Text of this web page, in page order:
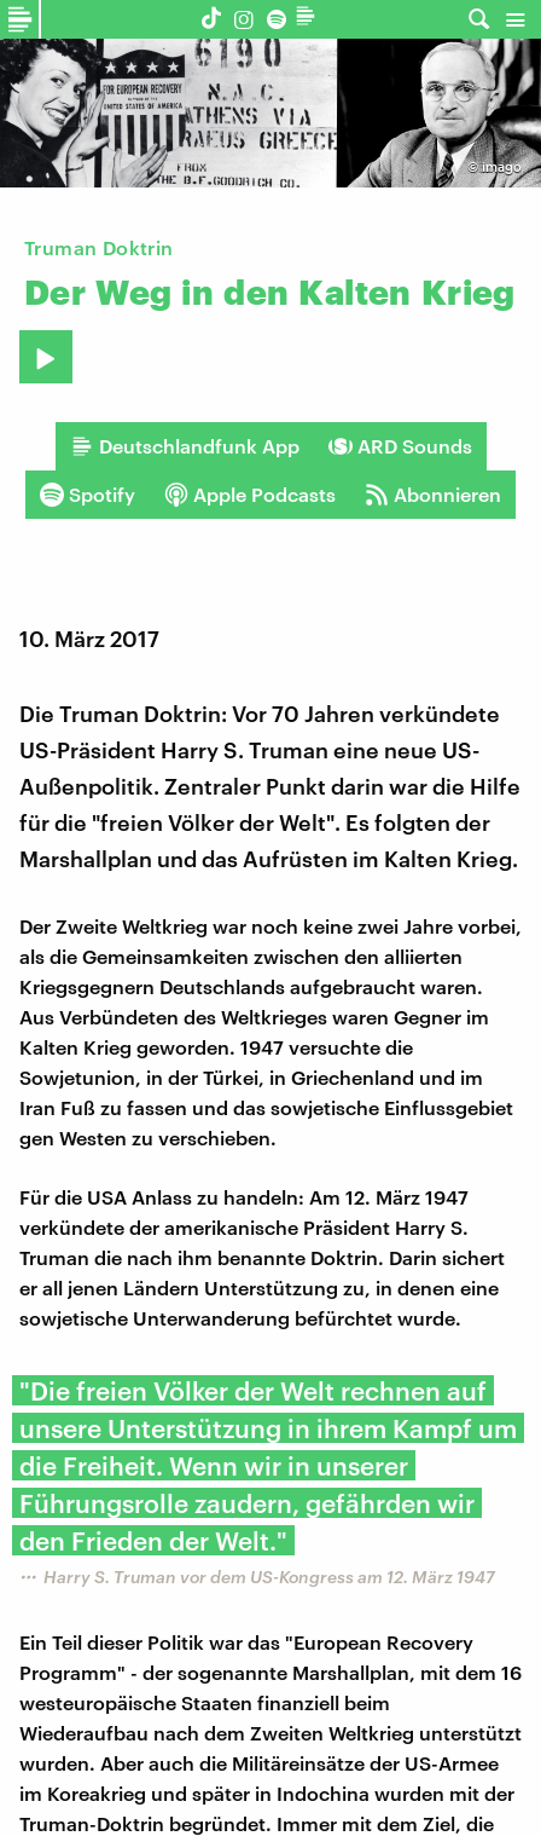
©imago
Truman Doktrin
Der Weg in den Kalten Krieg
Deutschlandfunk App ARD Sounds
Spotify Apple Podcasts Abonnieren
10. März 2017
Die Truman Doktrin: Vor 70 Jahren verkündete
US-Präsident Harry S. Truman eine neue US-
Außenpolitik. Zentraler Punkt darin war die Hilfe
für die "freien Völker der Welt". Es folgten der
Marshallplan und das Aufrüsten im Kalten Krieg.
Der Zweite Weltkrieg war noch keine zwei Jahre vorbei,
als die Gemeinsamkeiten zwischen den alliierten
Kriegsgegnern Deutschlands aufgebraucht waren.
Aus Verbündeten des Weltkrieges waren Gegner im
Kalten Krieg geworden. 1947 versuchte die
Sowjetunion, in der Türkei, in Griechenland und im
Iran Fuß zu fassen und das sowjetische Einflussgebiet
gen Westen zu verschieben.
Für die USA Anlass zu handeln: Am 12. März 1947
verkündete der amerikanische Präsident Harry S.
Truman die nach ihm benannte Doktrin. Darin sichert
er all jenen Ländern Unterstützung zu, in denen eine
sowjetische Unterwanderung befürchtet wurde.
"Die freien Völker der Welt rechnen auf
unsere Unterstützung in ihrem Kampf um
die Freiheit. Wenn wir in unserer
Führungsrolle zaudern, gefährden wir
den Frieden der Welt."
Harry S. Truman vor dem US-Kongress am 12. März 1947
Ein Teil dieser Politik war das "European Recovery
Programm" - der sogenannte Marshallplan, mit dem 16
westeuropäische Staaten finanziell beim
Wiederaufbau nach dem Zweiten Weltkrieg unterstützt
wurden. Aber auch die Militäreinsätze der US-Armee
im Koreakrieg und später in Indochina wurden mit der
Truman-Doktrin begründet. Immer mit dem Ziel, die